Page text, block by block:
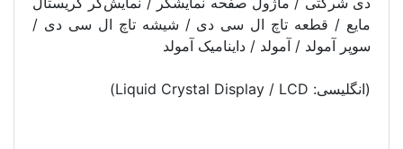
مایع / قطعه تاچ ال سی دی / شیشه تاچ ال سی دی /
سوپر آمولد / آمولد / داینامیک آمولد
(انگلیسی: Liquid Crystal Display / LCD)